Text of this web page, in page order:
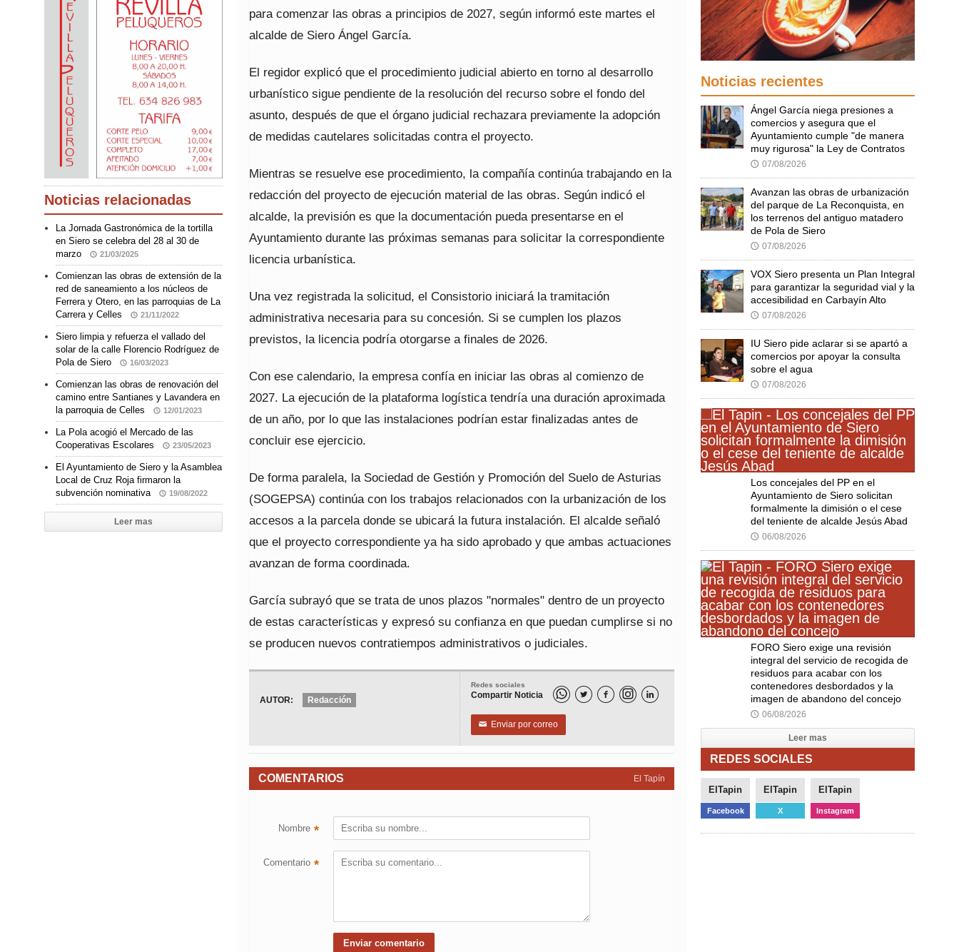
para comenzar las obras a principios de 2027, según informó este martes el
alcalde de Siero Ángel García.
El regidor explicó que el procedimiento judicial abierto en torno al desarrollo
urbanístico sigue pendiente de la resolución del recurso sobre el fondo del
asunto, después de que el órgano judicial rechazara previamente la adopción
de medidas cautelares solicitadas contra el proyecto.
Mientras se resuelve ese procedimiento, la compañía continúa trabajando en la
redacción del proyecto de ejecución material de las obras. Según indicó el
alcalde, la previsión es que la documentación pueda presentarse en el
Ayuntamiento durante las próximas semanas para solicitar la correspondiente
licencia urbanística.
Una vez registrada la solicitud, el Consistorio iniciará la tramitación
administrativa necesaria para su concesión. Si se cumplen los plazos
previstos, la licencia podría otorgarse a finales de 2026.
Con ese calendario, la empresa confía en iniciar las obras al comienzo de
2027. La ejecución de la plataforma logística tendría una duración aproximada
de un año, por lo que las instalaciones podrían estar finalizadas antes de
concluir ese ejercicio.
De forma paralela, la Sociedad de Gestión y Promoción del Suelo de Asturias
(SOGEPSA) continúa con los trabajos relacionados con la urbanización de los
accesos a la parcela donde se ubicará la futura instalación. El alcalde señaló
que el proyecto correspondiente ya ha sido aprobado y que ambas actuaciones
avanzan de forma coordinada.
García subrayó que se trata de unos plazos "normales" dentro de un proyecto
de estas características y expresó su confianza en que puedan cumplirse si no
se producen nuevos contratiempos administrativos o judiciales.
Redes sociales
Compartir Noticia   
✉ Enviar por correo
AUTOR: Redacción
El Tapín
COMENTARIOS
Nombre *
Comentario *
Noticias relacionadas
La Jornada Gastronómica de la tortilla
en Siero se celebra del 28 al 30 de
marzo
21/03/2025
Comienzan las obras de extensión de la
red de saneamiento a los núcleos de
Ferrera y Otero, en las parroquias de La
Carrera y Celles
21/11/2022
Siero limpia y refuerza el vallado del
solar de la calle Florencio Rodríguez de
Pola de Siero
16/03/2023
Comienzan las obras de renovación del
camino entre Santianes y Lavandera en
la parroquia de Celles
12/01/2023
La Pola acogió el Mercado de las
Cooperativas Escolares
23/05/2023
El Ayuntamiento de Siero y la Asamblea
Local de Cruz Roja firmaron la
subvención nominativa
19/08/2022
Leer mas
Noticias recientes
Ángel García niega presiones a
comercios y asegura que el
Ayuntamiento cumple "de manera
muy rigurosa" la Ley de Contratos
🕔 07/08/2026
Avanzan las obras de urbanización
del parque de La Reconquista, en
los terrenos del antiguo matadero
de Pola de Siero
🕔 07/08/2026
VOX Siero presenta un Plan Integral
para garantizar la seguridad vial y la
accesibilidad en Carbayín Alto
🕔 07/08/2026
IU Siero pide aclarar si se apartó a
comercios por apoyar la consulta
sobre el agua
🕔 07/08/2026
Los concejales del PP en el
Ayuntamiento de Siero solicitan
formalmente la dimisión o el cese
del teniente de alcalde Jesús Abad
🕔 06/08/2026
FORO Siero exige una revisión
integral del servicio de recogida de
residuos para acabar con los
contenedores desbordados y la
imagen de abandono del concejo
🕔 06/08/2026
Leer mas
REDES SOCIALES
ElTapin
Facebook
ElTapin
X
ElTapin
Instagram